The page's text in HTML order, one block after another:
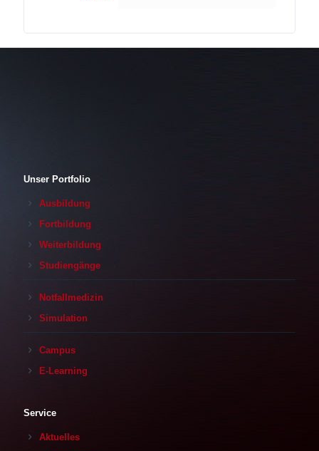
Unser Portfolio
Ausbildung
Fortbildung
Weiterbildung
Studiengänge
Notfallmedizin
Simulation
Campus
E-Learning
Service
Aktuelles